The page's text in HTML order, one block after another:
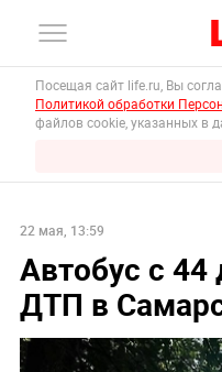
Посещая сайт life.ru, Вы
Политикой обработки
файлов cookie, указанных в
22 мая, 13:59
Автобус с
ДТП в